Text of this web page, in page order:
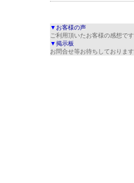
▼ お客様の声
ご利用頂いたお客様の感想です
▼掲示板
お問合せ等お待ちしております